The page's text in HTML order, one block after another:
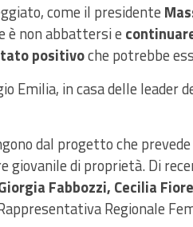
come il presidente
è non abbattersi e
positivoche potrebbe
Emilia, in casa delle leader
dal progetto che
giovanile di proprietà. Di
Fabbozzi, Cecilia
Regionale